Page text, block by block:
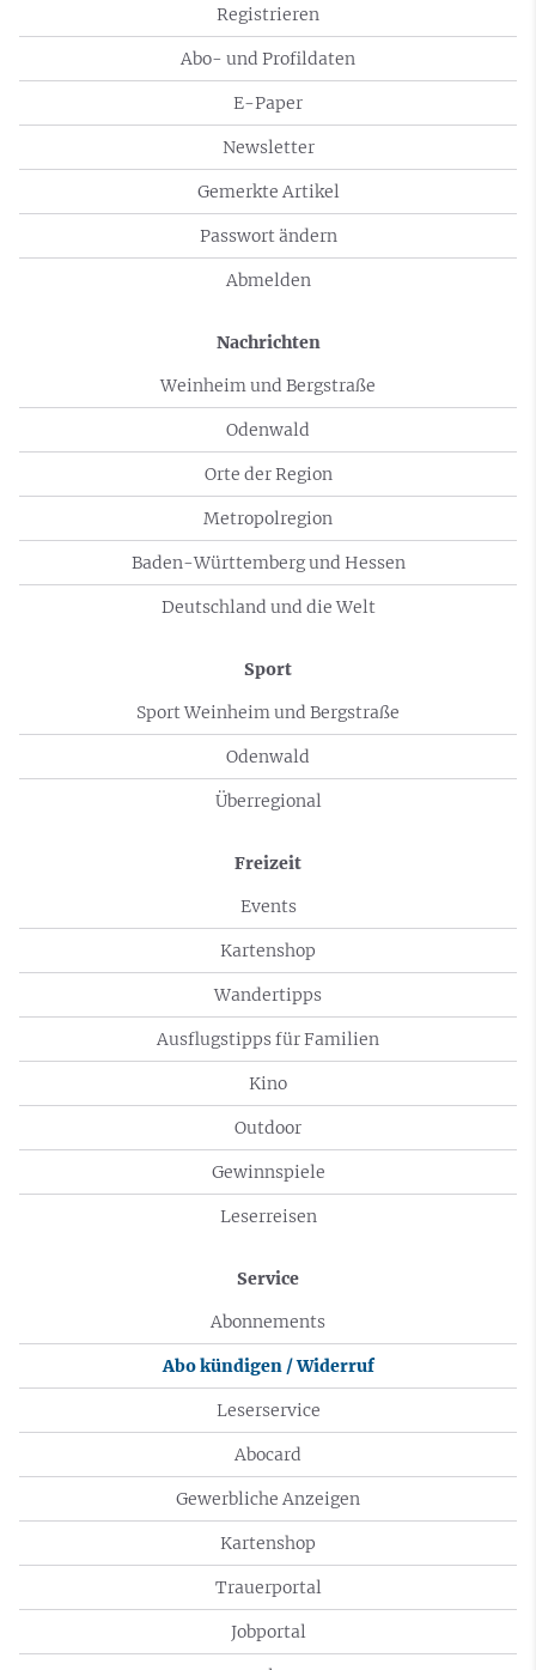
Registrieren
Abo- und Profildaten
E-Paper
Newsletter
Gemerkte Artikel
Passwort ändern
Abmelden
Nachrichten
Weinheim und Bergstraße
Odenwald
Orte der Region
Metropolregion
Baden-Württemberg und Hessen
Deutschland und die Welt
Sport
Sport Weinheim und Bergstraße
Odenwald
Überregional
Freizeit
Events
Kartenshop
Wandertipps
Ausflugstipps für Familien
Kino
Outdoor
Gewinnspiele
Leserreisen
Service
Abonnements
Abo kündigen / Widerruf
Leserservice
Abocard
Gewerbliche Anzeigen
Kartenshop
Trauerportal
Jobportal